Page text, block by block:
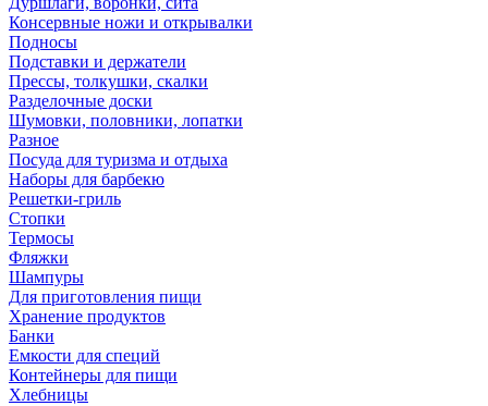
Консервные ножи и открывалки
Подносы
Подставки и держатели
Прессы, толкушки, скалки
Разделочные доски
Шумовки, половники, лопатки
Разное
Посуда для туризма и отдыха
Наборы для барбекю
Решетки-гриль
Стопки
Термосы
Фляжки
Шампуры
Для приготовления пищи
Хранение продуктов
Банки
Емкости для специй
Контейнеры для пищи
Хлебницы